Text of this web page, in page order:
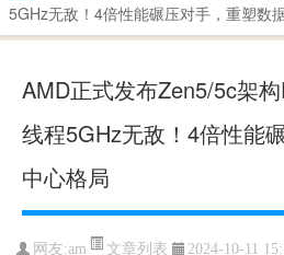
5GHz无敌！4倍性能碾压对手，重塑数
AMD正式发布Zen5/5c架
线程5GHz无敌！4倍性能
中心格局
网友:am 文章列表 2024-10-11